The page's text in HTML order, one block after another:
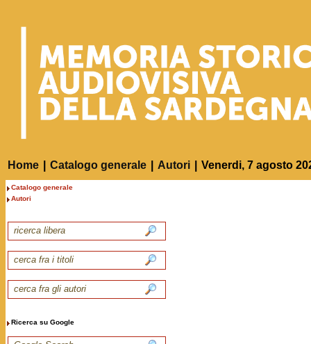
Home Catalogo generale Autori Venerdi, 7 agosto
Catalogo generale
Autori
Ricerca su Google